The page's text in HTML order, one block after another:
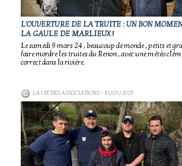
L'OUVERTURE DE LA TRUITE : UN BON
LA GAULE DE MARLIEUX !
Le samedi 9 mars 24 , beaucoup de monde , petits et
faire mordre les truites du Renon , avec une météo
correct dans la rivière.
LA VIE DES ASSOCIATIONS- 10/03/2025